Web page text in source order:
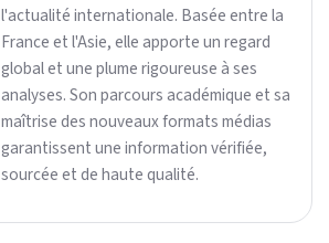
l'actualité internationale. Basée entre la
France et l'Asie, elle apporte un regard
global et une plume rigoureuse à ses
analyses. Son parcours académique et sa
maîtrise des nouveaux formats médias
garantissent une information vérifiée,
sourcée et de haute qualité.